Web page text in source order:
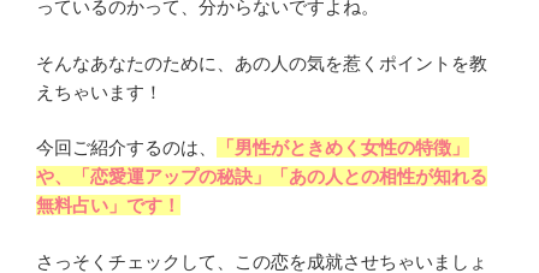
っているのかって、分からないですよね。
そんなあなたのために、あの人の気を惹くポイントを教
えちゃいます！
今回ご紹介するのは、
「男性がときめく女性の特徴」
や、「恋愛運アップの秘訣」「あの人との相性が知れる
無料占い」です！
さっそくチェックして、この恋を成就させちゃいましょ